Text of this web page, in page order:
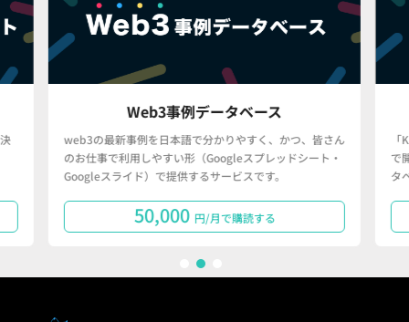
Web3事例データベース
web3の最新事例を日本語で分かりやすく、かつ、皆さん
のお仕事で利用しやすい形（Googleスプレッドシート・
Googleスライド）で提供するサービスです。
50,000 円/月で購読する
で
タ